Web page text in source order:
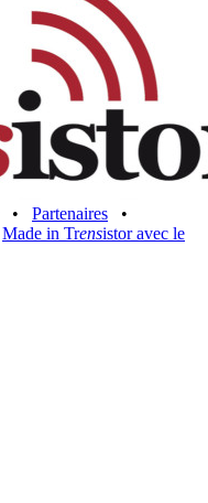
• Partenaires
•
Made in Trensistor avec le